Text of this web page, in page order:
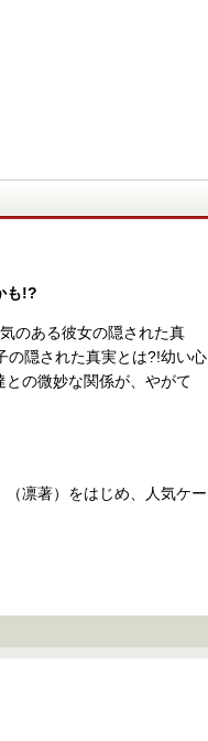
も!?
のある彼女の隠された真
隠された真実とは?!幼い心
の微妙な関係が、やがて
凛著）をはじめ、人気ケー